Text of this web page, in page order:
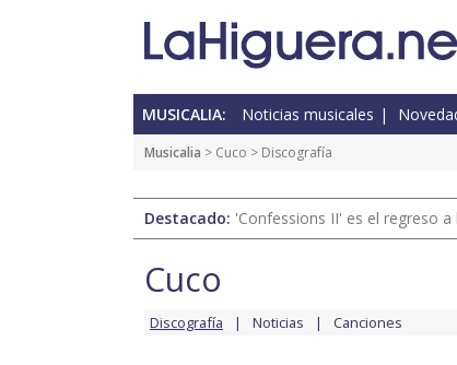
MUSICALIA: Noticias musicales
Musicalia > Cuco > Discografía
Destacado: 'Confessions II' es el regreso
Cuco
Discografía Noticias Canciones